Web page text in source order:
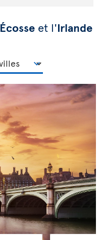
Écosse et l'Irlande